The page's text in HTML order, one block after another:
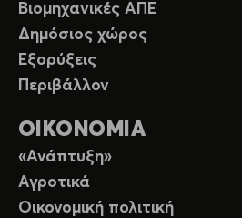
Βιομηχανικές ΑΠΕ
Δημόσιος χώρος
Εξορύξεις
Περιβάλλον
ΟΙΚΟΝΟΜΙΑ
«Ανάπτυξη»
Αγροτικά
Οικονομική πολιτική